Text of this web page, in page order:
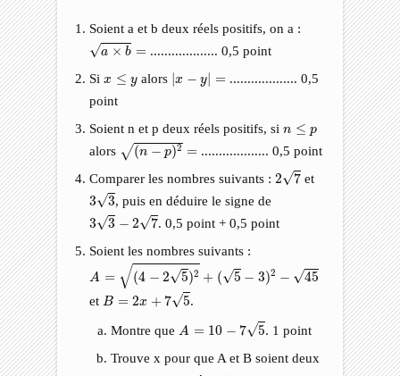
Soient a et b deux réels positifs, on a :
√a × b =
×b=
................... 0,5 point
Six ≤ y
x ≤y alors |x − y| =
|
................... 0,5
point
Soient n et p deux réels positifs, sin ≤ p
n ≤p
alors √(n − p)2 =
−p)2=
................... 0,5 point
Comparer les nombres suivants :2√7 et
3√3, puis en déduire le signe de
3√3 − 2√7
−2
. 0,5 point + 0,5 point
Soient les nombres suivants :
A = √(4 − 2√5)2 + (√5 − 3)2 − √45
25)2+(5−3)2
et B = 2x + 7√5
2
.
Montre que A = 10 − 7√5. 1 point
Trouve x pour que A et B soient deux